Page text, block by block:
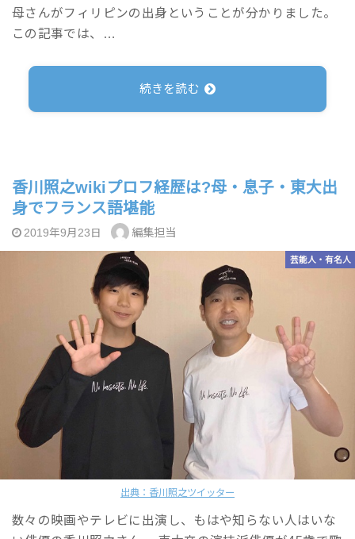
母さんがフィリピンの出身ということが分かりました。
この記事では、…
続きを読む
香川照之wikiプロフ経歴は?母・息子・東大出
身でフランス語堪能
2019年9月23日 編集担当
出典：香川照之ツイッター
芸能人・有名人
数々の映画やテレビに出演し、もはや知らない人はいな